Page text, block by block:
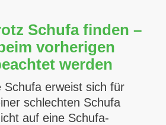
Schufa finden –
vorherigen
werden
Schufa erweist sich für
schlechten Schufa
auf eine Schufa-